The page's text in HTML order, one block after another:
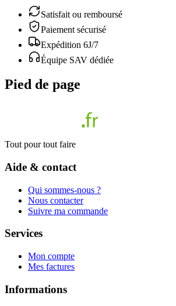
Satisfait ou remboursé
Paiement sécurisé
Expédition 6J/7
Équipe SAV dédiée
Pied de page
Tout pour tout faire
Aide & contact
Qui sommes-nous ?
Nous contacter
Suivre ma commande
Services
Mon compte
Mes factures
Informations